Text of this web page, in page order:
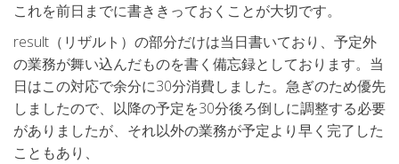
これを前日までに書ききっておくことが大切です。
result（リザルト）の部分だけは当日書いており、予定外
の業務が舞い込んだものを書く備忘録としております。当
日はこの対応で余分に30分消費しました。急ぎのため優先
しましたので、以降の予定を30分後ろ倒しに調整する必要
がありましたが、それ以外の業務が予定より早く完了した
こともあり、